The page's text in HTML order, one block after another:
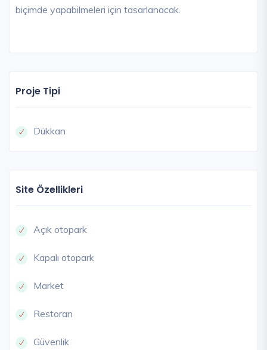
biçimde yapabilmeleri için tasarlanacak.
Proje Tipi
Dükkan
Site Özellikleri
Açık otopark
Kapalı otopark
Market
Restoran
Güvenlik